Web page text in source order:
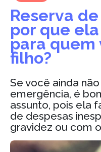
Reserva
por que
para quem
filho?
Se você ainda
emergência, é
assunto, pois ela
de despesas
gravidez ou com